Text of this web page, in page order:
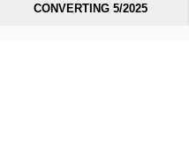
CONVERTING 5/2025